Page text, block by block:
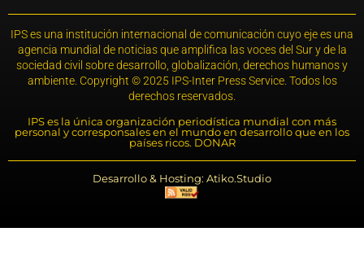
IPS es una institución internacional de comunicación cuyo eje es una
agencia mundial de noticias que amplifica las voces del Sur y de la
sociedad civil sobre desarrollo, globalización, derechos humanos y
ambiente. Copyright © 2025 IPS-Inter Press Service. Todos los
derechos reservados.
IPS es la única organización periodística mundial con más
personal y corresponsales en el mundo en desarrollo que en los
países ricos. DONAR
Desarrollo & Hosting: Atiko.Studio